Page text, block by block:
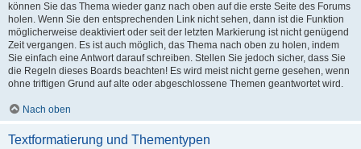
können Sie das Thema wieder ganz nach oben auf die erste Seite des Forums
holen. Wenn Sie den entsprechenden Link nicht sehen, dann ist die Funktion
möglicherweise deaktiviert oder seit der letzten Markierung ist nicht genügend
Zeit vergangen. Es ist auch möglich, das Thema nach oben zu holen, indem
Sie einfach eine Antwort darauf schreiben. Stellen Sie jedoch sicher, dass Sie
die Regeln dieses Boards beachten! Es wird meist nicht gerne gesehen, wenn
ohne triftigen Grund auf alte oder abgeschlossene Themen geantwortet wird.
Nach oben
Textformatierung und Thementypen